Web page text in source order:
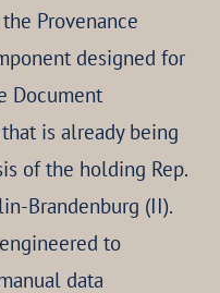
Provenance
designed for
Document
is already being
of the holding Rep.
Brandenburg (II).
to
data